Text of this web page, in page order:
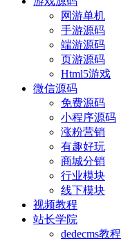
网游单机
手游源码
端游源码
页游源码
Html5游戏
微信源码
免费源码
小程序源码
涨粉营销
有趣好玩
商城分销
行业模块
线下模块
视频教程
站长学院
dedecms教程